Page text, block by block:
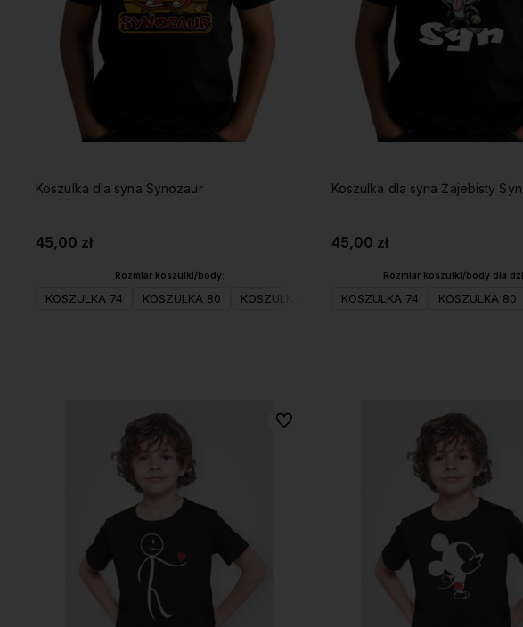
Koszulka dla syna Synozaur
45,00 zł
Rozmiar koszulki/body:
KOSZULKA 74 KOSZULKA 80 KOSZULKA 98 KOSZULKA 104(XS)
Koszulka dla syna Żajebisty Syn
45,00 zł
Rozmiar koszulki/body dla
KOSZULKA 74 KOSZULKA 80
Do ulubionych